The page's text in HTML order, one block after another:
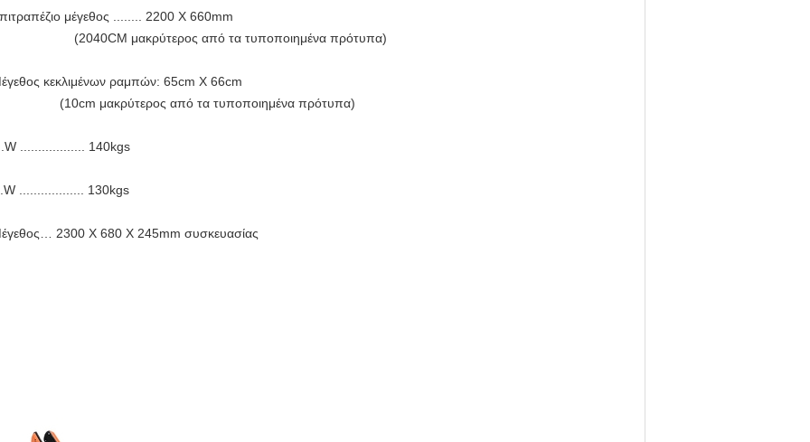
μέγεθος ........ 2200 X 660mm
μακρύτερος από τα τυποποιημένα πρότυπα)
κεκλιμένων ραμπών: 65cm X 66cm
μακρύτερος από τα τυποποιημένα πρότυπα)
.................. 140kgs
.................. 130kgs
2300 X 680 X 245mm συσκευασίας